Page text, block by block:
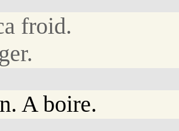
froid.
A boire.